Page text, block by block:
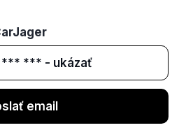
334 *** *** - ukázať
email